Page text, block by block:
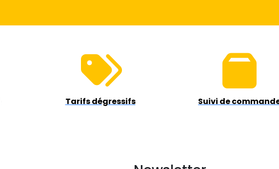
Tarifs dégressifs Suivi de